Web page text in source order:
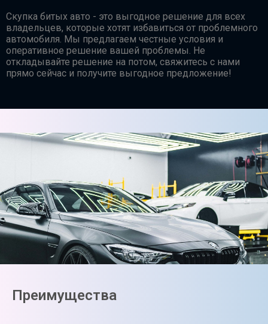
Скупка битых авто - это выгодное решение для всех
владельцев, которые хотят избавиться от проблемного
автомобиля. Мы предлагаем честные условия и
оперативное решение вашей проблемы. Не
откладывайте решение на потом, свяжитесь с нами
прямо сейчас и получите выгодное предложение!
Преимущества